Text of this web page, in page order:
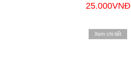
25.000VNĐ
Xem chi tiết